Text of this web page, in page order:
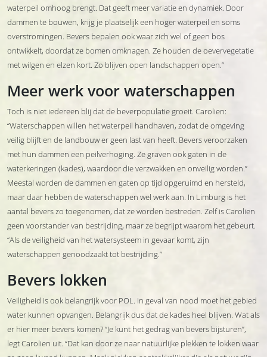
waterpeil omhoog brengt. Dat geeft meer variatie en dynamiek. Door
dammen te bouwen, krijg je plaatselijk een hoger waterpeil en soms
overstromingen. Bevers bepalen ook waar zich wel of geen bos
ontwikkelt, doordat ze bomen omknagen. Ze houden de oevervegetatie
met wilgen en elzen kort. Zo blijven open landschappen open.”
Meer werk voor waterschappen
Toch is niet iedereen blij dat de beverpopulatie groeit. Carolien:
“Waterschappen willen het waterpeil handhaven, zodat de omgeving
veilig blijft en de landbouw er geen last van heeft. Bevers veroorzaken
met hun dammen een peilverhoging. Ze graven ook gaten in de
waterkeringen (kades), waardoor die verzwakken en onveilig worden.”
Meestal worden de dammen en gaten op tijd opgeruimd en hersteld,
maar daar hebben de waterschappen wel werk aan. In Limburg is het
aantal bevers zo toegenomen, dat ze worden bestreden. Zelf is Carolien
geen voorstander van bestrijding, maar ze begrijpt waarom het gebeurt.
“Als de veiligheid van het watersysteem in gevaar komt, zijn
waterschappen genoodzaakt tot bestrijding.”
Bevers lokken
Veiligheid is ook belangrijk voor POL. In geval van nood moet het gebied
water kunnen opvangen. Belangrijk dus dat de kades heel blijven. Wat als
er hier meer bevers komen? “Je kunt het gedrag van bevers bijsturen”,
legt Carolien uit. “Dat kan door ze naar natuurlijke plekken te lokken waar